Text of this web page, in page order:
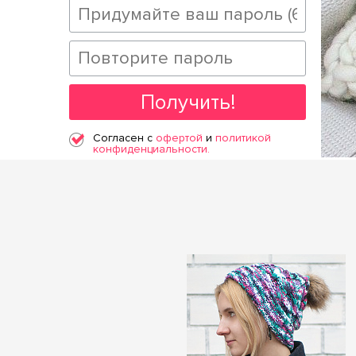
Получить!
Согласен с офертой и политикой
конфиденциальности.